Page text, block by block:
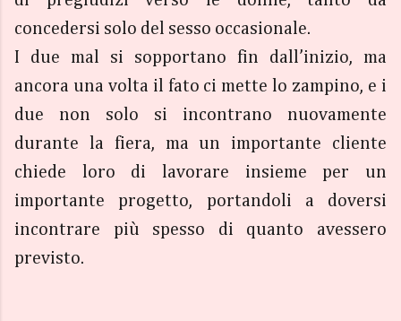
concedersi solo del sesso occasionale.
I due mal si sopportano fin dall’inizio, ma
ancora una volta il fato ci mette lo zampino, e i
due non solo si incontrano nuovamente
durante la fiera, ma un importante cliente
chiede loro di lavorare insieme per un
importante progetto, portandoli a doversi
incontrare più spesso di quanto avessero
previsto.